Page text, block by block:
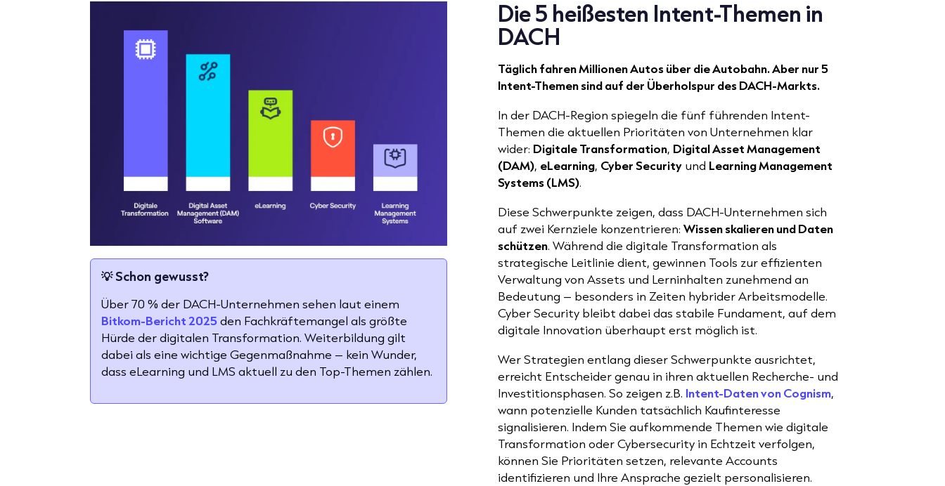
💡Schon gewusst?
Über 70 % der DACH-Unternehmen sehen laut einem
Bitkom-Bericht 2025den Fachkräftemangel als größte
Hürde der digitalen Transformation. Weiterbildung gilt
dabei als eine wichtige Gegenmaßnahme – kein Wunder,
dass eLearning und LMS aktuell zu den Top-Themen zählen.
Die 5 heißesten Intent-Themen in
DACH
Täglich fahren Millionen Autos über die Autobahn. Aber nur 5
Intent-Themen sind auf der Überholspur des DACH-Markts.
In der DACH-Region spiegeln die fünf führenden Intent-
Themen die aktuellen Prioritäten von Unternehmen klar
wider: Digitale Transformation, Digital Asset Management
(DAM), eLearning, Cyber Securityund Learning Management
Systems (LMS).
Diese Schwerpunkte zeigen, dass DACH-Unternehmen sich
auf zwei Kernziele konzentrieren: Wissen skalieren und Daten
schützen. Während die digitale Transformation als
strategische Leitlinie dient, gewinnen Tools zur effizienten
Verwaltung von Assets und Lerninhalten zunehmend an
Bedeutung – besonders in Zeiten hybrider Arbeitsmodelle.
Cyber Security bleibt dabei das stabile Fundament, auf dem
digitale Innovation überhaupt erst möglich ist.
Wer Strategien entlang dieser Schwerpunkte ausrichtet,
erreicht Entscheider genau in ihren aktuellen Recherche- und
Investitionsphasen. So zeigen z.B. Intent-Daten von Cognism,
wann potenzielle Kunden tatsächlich Kaufinteresse
signalisieren. Indem Sie aufkommende Themen wie digitale
Transformation oder Cybersecurity in Echtzeit verfolgen,
können Sie Prioritäten setzen, relevante Accounts
identifizieren und Ihre Ansprache gezielt personalisieren.